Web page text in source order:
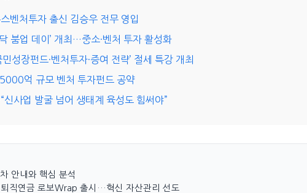
벤처투자 출신 김승우 전무 영입
붐업 데이’ 개최…중소·벤처 투자 활성화
성장펀드·벤처투자·증여 전략’ 절세 특강 개최
억 규모 벤처 투자펀드 공약
사업 발굴 넘어 생태계 육성도 힘써야”
안내와 핵심 분석
퇴직연금 로보Wrap 출시…혁신 자산관리 선도